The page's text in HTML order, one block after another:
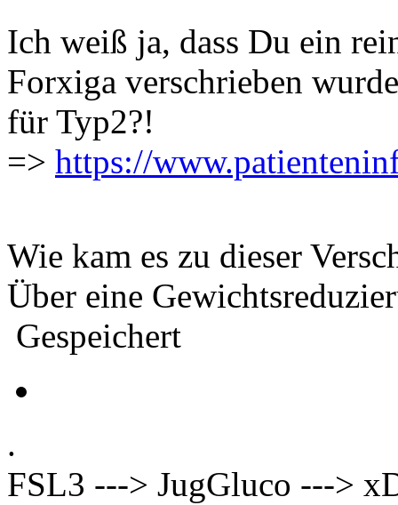
Ich weiß ja, dass Du ein
Forxiga verschrieben
für Typ2?!
=> https://
Wie kam es zu dieser
Über eine
Gespeichert
. ,---> SiDiary
FSL3 ---> JugGluco --->